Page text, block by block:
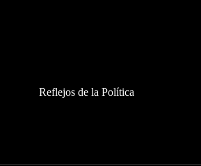
Reflejos de la Política